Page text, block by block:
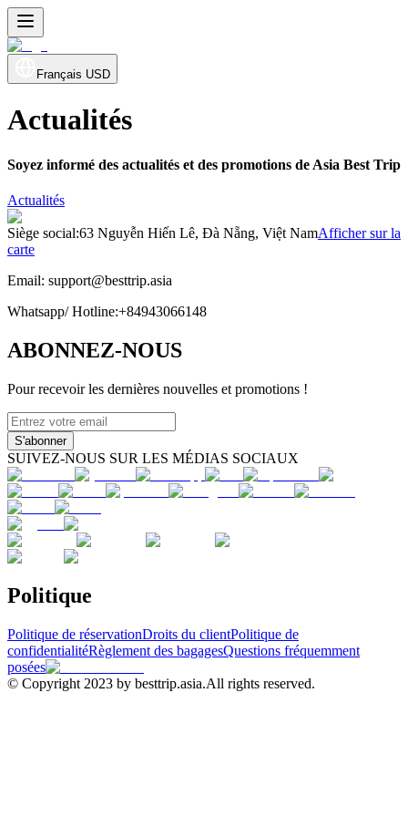
Français USD
Actualités
Soyez informé des actualités et des promotions de Asia Best Trip
Actualités
Siège social:63 Nguyễn Hiến Lê, Đà Nẵng, Việt NamAfficher sur la
carte
Email: support@besttrip.asia
Whatsapp/Hotline:+84943066148
ABONNEZ-NOUS
Pour recevoir les dernières nouvelles et promotions !
S'abonner
SUIVEZ-NOUS SUR LES MÉDIAS SOCIAUX
Politique
Politique de réservationDroits du clientPolitique de
confidentialitéRèglement des bagagesQuestions fréquemment
posées
© Copyright 2023 by besttrip.asia.All rights reserved.